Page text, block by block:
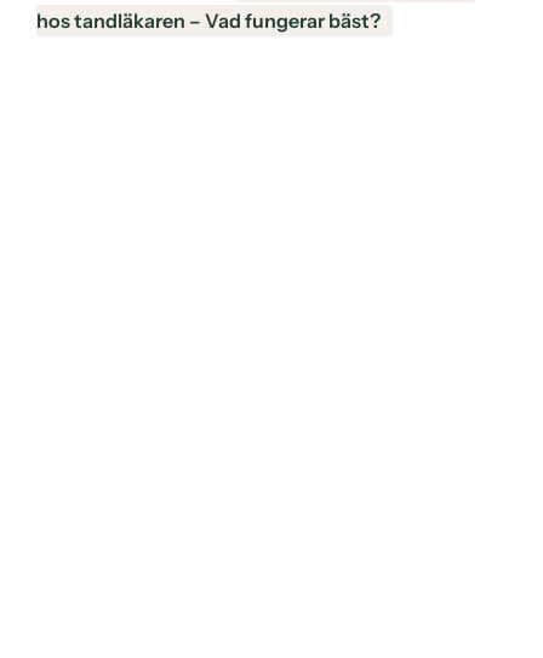
hos tandläkaren – Vad fungerar bäst?